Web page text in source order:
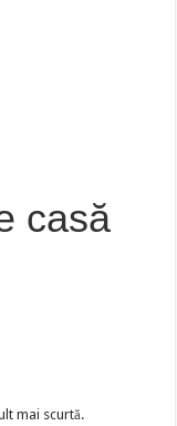
casă
mai scurtă.